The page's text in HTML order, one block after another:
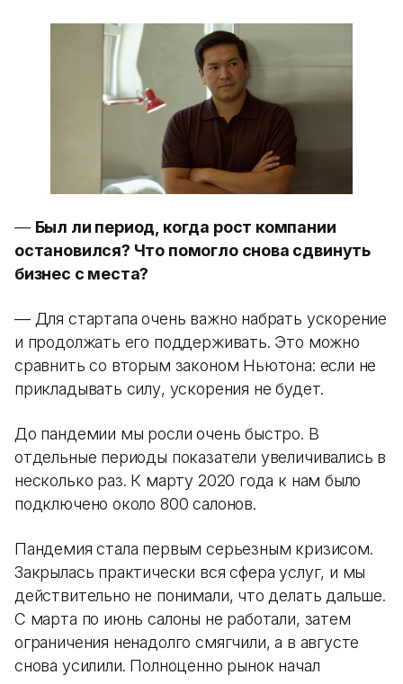
— Был ли период, когда рост компании
остановился? Что помогло снова сдвинуть
бизнес с места?
— Для стартапа очень важно набрать ускорение
и продолжать его поддерживать. Это можно
сравнить со вторым законом Ньютона: если не
прикладывать силу, ускорения не будет.
До пандемии мы росли очень быстро. В
отдельные периоды показатели увеличивались в
несколько раз. К марту 2020 года к нам было
подключено около 800 салонов.
Пандемия стала первым серьезным кризисом.
Закрылась практически вся сфера услуг, и мы
действительно не понимали, что делать дальше.
С марта по июнь салоны не работали, затем
ограничения ненадолго смягчили, а в августе
снова усилили. Полноценно рынок начал